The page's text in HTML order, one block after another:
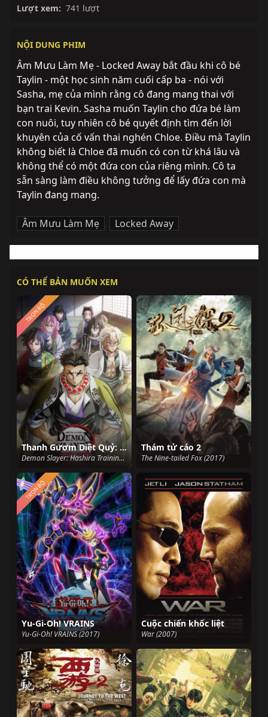
Lượt xem: 741 lượt
NỘI DUNG PHIM
Âm Mưu Làm Mẹ - Locked Away bắt đầu khi cô bé
Taylin - một học sinh năm cuối cấp ba - nói với
Sasha, mẹ của mình rằng cô đang mang thai với
bạn trai Kevin. Sasha muốn Taylin cho đứa bé làm
con nuôi, tuy nhiên cô bé quyết định tìm đến lời
khuyên của cố vấn thai nghén Chloe. Điều mà Taylin
không biết là Chloe đã muốn có con từ khá lâu và
không thể có một đứa con của riêng mình. Cô ta
sẵn sàng làm điều không tưởng để lấy đứa con mà
Taylin đang mang.
Âm Mưu Làm Mẹ , Locked Away
CÓ THỂ BẢN MUỐN XEM
Thanh Gươm Diệt Quỷ: Đại Trụ Đặc Huấn (Huấn Luyện Trụ Cột)
Demon Slayer: Hashira Training Arc, Kimetsu no Yaiba: Hashira Geiko-hen (2024)
TRỌN BỘ
Thám tử cáo 2
The Nine-tailed Fox (2017)
Yu-Gi-Oh! VRAINS
Yu-Gi-Oh! VRAINS (2017)
TRỌN BỘ
Cuộc chiến khốc liệt
War (2007)